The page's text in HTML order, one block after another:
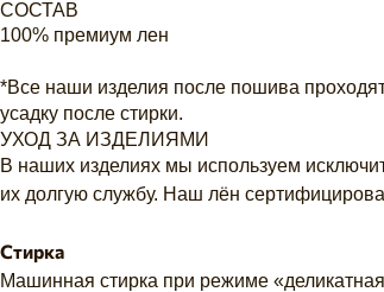
СОСТАВ
100% премиум лен
*Все наши изделия после пошива
усадку после стирки.
УХОД ЗА ИЗДЕЛИЯМИ
В наших изделиях мы используем
их долгую службу. Наш лён
Стирка
Машинная стирка при режиме